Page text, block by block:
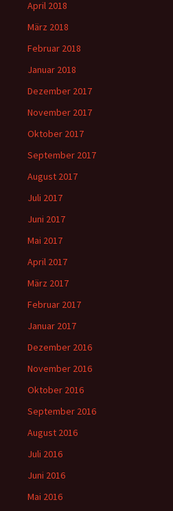
April 2018
März 2018
Februar 2018
Januar 2018
Dezember 2017
November 2017
Oktober 2017
September 2017
August 2017
Juli 2017
Juni 2017
Mai 2017
April 2017
März 2017
Februar 2017
Januar 2017
Dezember 2016
November 2016
Oktober 2016
September 2016
August 2016
Juli 2016
Juni 2016
Mai 2016